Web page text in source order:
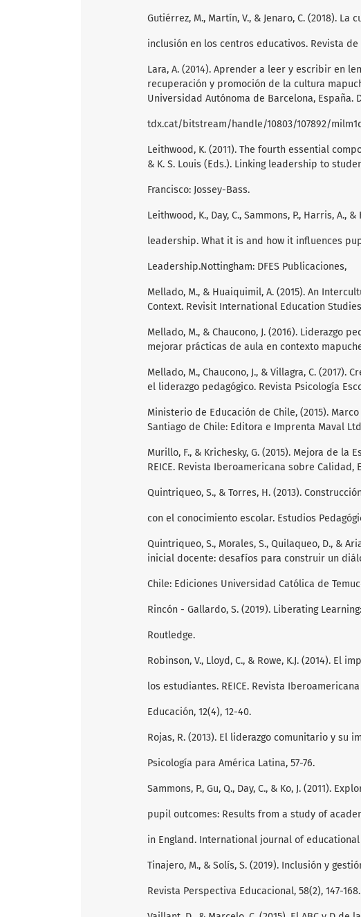
Gutiérrez, M., Martín, V., & Jenaro, C. (2018).
inclusión en los centros educativos. Revista de
Lara, A. (2014). Aprender a leer y escribir en
recuperación y promoción de la cultura
Universidad Autónoma de Barcelona, España.
tdx.cat/bitstream/handle/10803/107892/
Leithwood, K. (2011). The fourth essential
& K. S. Louis (Eds.). Linking leadership to
Francisco: Jossey-Bass.
Leithwood, K., Day, C., Sammons, P., Harris, A.,
leadership. What it is and how it influences
Leadership.Nottingham: DFES Publicaciones,
Mellado, M., & Huaiquimil, A. (2015). An
Context. Revisit International Education
Mellado, M., & Chaucono, J. (2016). Liderazgo
mejorar prácticas de aula en contexto
Mellado, M., Chaucono, J., & Villagra, C.
el liderazgo pedagógico. Revista Psicología
Ministerio de Educación de Chile, (2015).
Santiago de Chile: Editora e Imprenta Maval
Murillo, F., & Krichesky, G. (2015). Mejora de
REICE. Revista Iberoamericana sobre Calidad,
Quintriqueo, S., & Torres, H. (2013).
con el conocimiento escolar. Estudios
Quintriqueo, S., Morales, S., Quilaqueo, D., &
inicial docente: desafíos para construir un
Chile: Ediciones Universidad Católica de
Rincón - Gallardo, S. (2019). Liberating
Routledge.
Robinson, V., Lloyd, C., & Rowe, K.J. (2014). El
los estudiantes. REICE. Revista
Educación, 12(4), 12-40.
Rojas, R. (2013). El liderazgo comunitario y
Psicología para América Latina, 57-76.
Sammons, P., Gu, Q., Day, C., & Ko, J. (2011).
pupil outcomes: Results from a study of
in England. International journal of educational
Tinajero, M., & Solís, S. (2019). Inclusión y
Revista Perspectiva Educacional, 58(2), 147-168.